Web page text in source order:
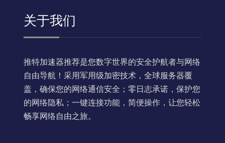
关于我们
推特加速器推荐是您数字世界的安全护航者与网络
自由导航！采用军用级加密技术，全球服务器覆
盖，确保您的网络通信安全；零日志承诺，保护您
的网络隐私；一键连接功能，简便操作，让您轻松
畅享网络自由之旅。